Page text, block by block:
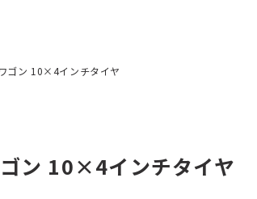
ゴン 10×4インチタイヤ
ン 10×4インチタイヤ